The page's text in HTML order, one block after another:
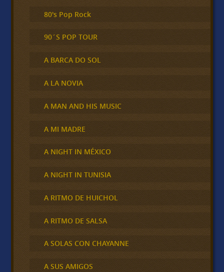
80's Pop Rock
90´S POP TOUR
A BARCA DO SOL
A LA NOVIA
A MAN AND HIS MUSIC
A MI MADRE
A NIGHT IN MÉXICO
A NIGHT IN TUNISIA
A RITMO DE HUICHOL
A RITMO DE SALSA
A SOLAS CON CHAYANNE
A SUS AMIGOS